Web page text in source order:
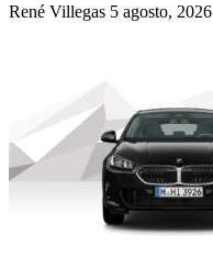
René Villegas 5 agosto, 2026